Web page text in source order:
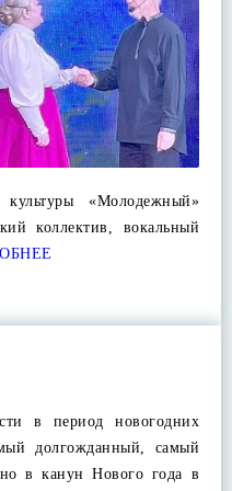
«Молодежный»
коллектив, вокальный
в период новогодних
долгожданный, самый
в канун Нового года в